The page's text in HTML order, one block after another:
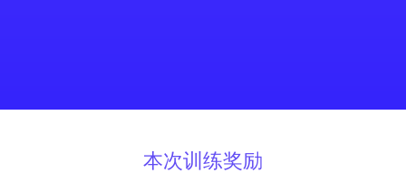
本次训练奖励